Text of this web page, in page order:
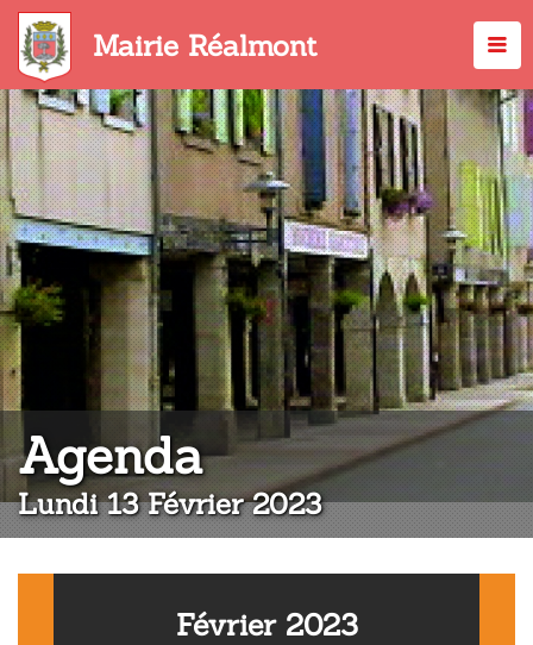
Aller
contenu
principal
Mairie Réalmont
Agenda:
Lundi 13 Février 2023
Février 2023